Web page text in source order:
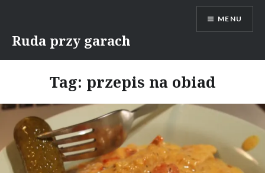
content
Ruda przy garach
MENU
Tag: przepis na obiad